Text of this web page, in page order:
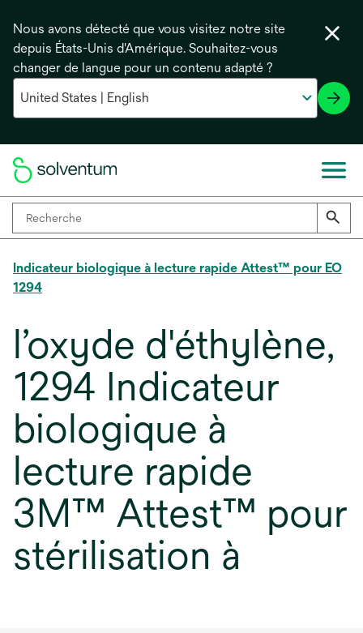
Nous avons détecté que vous visitez notre site
depuis États-Unis d'Amérique. Souhaitez-vous
changer de langue pour un contenu adapté ?
Indicateur biologique à lecture rapide Attest™ pour EO
1294
l’oxyde d'éthylène,
1294 Indicateur
biologique à
lecture rapide
3M™ Attest™ pour
stérilisation à